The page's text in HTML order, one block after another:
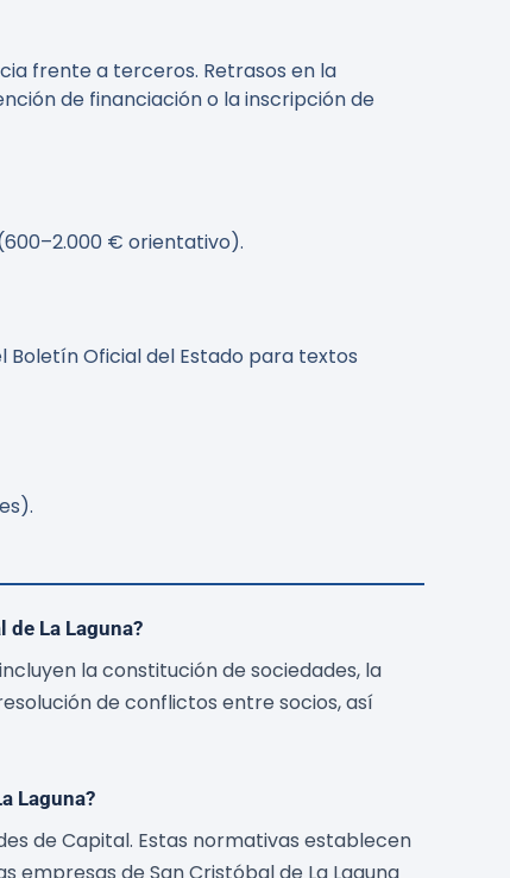
frente a terceros. Retrasos en la
de financiación o la inscripción de
€ orientativo).
Boletín Oficial del Estado para textos
La Laguna?
la constitución de sociedades, la
de conflictos entre socios, así
Laguna?
de Capital. Estas normativas establecen